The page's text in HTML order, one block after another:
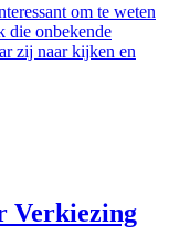
om te weten
die onbekende
zij naar kijken en
Verkiezing